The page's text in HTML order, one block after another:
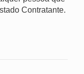
Contratante.